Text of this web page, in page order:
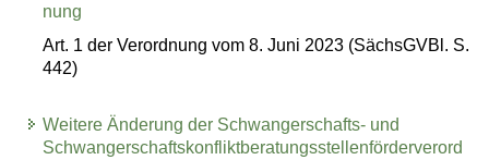
nung
Art. 1 der Verordnung vom 8. Juni 2023 (SächsGVBl. S.
442)
Weitere Änderung der Schwangerschafts- und
Schwangerschaftskonfliktberatungsstellenförderverord